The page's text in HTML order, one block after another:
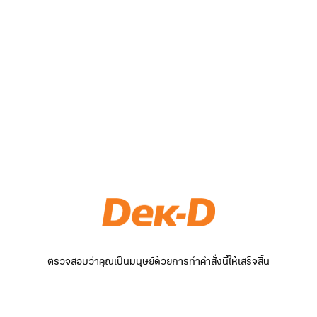
ตรวจสอบว่าคุณเป็นมนุษย์ด้วยการทำคำสั่งนี้ให้เสร็จสิ้น